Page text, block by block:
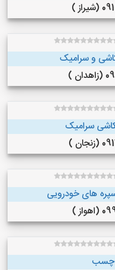
)
و سرامیک
)
سرامیک
)
های خودرویی
)
چسب